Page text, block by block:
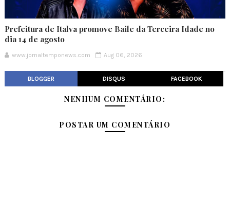
Prefeitura de Italva promove Baile da Terceira Idade no
dia 14 de agosto
www.jornaltemponews.com Aug 06, 2026
BLOGGER DISQUS FACEBOOK
NENHUM COMENTÁRIO:
POSTAR UM COMENTÁRIO